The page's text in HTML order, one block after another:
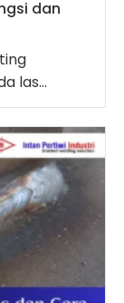
dan
las...